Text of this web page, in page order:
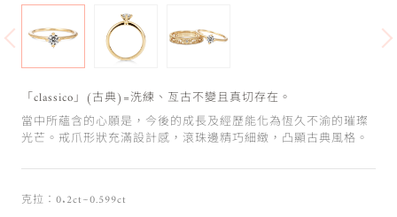
「classico」(古典)=洗練、亙古不變且真切存在。
當中所蘊含的心願是，今後的成長及經歷能化為恆久不渝的璀璨
光芒。戒爪形狀充滿設計感，滾珠邊精巧細緻，凸顯古典風格。
克拉：0.2ct~0.599ct